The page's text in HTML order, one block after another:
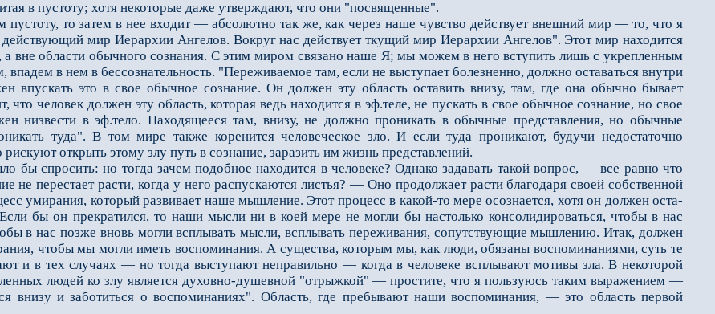
в пустоту; хотя некоторые даже утверждают, что они "посвященные".
то затем в нее входит — абсолютно так же, как через наше чувство действует внешний мир — то, что я
мир Иерархии Ангелов. Вокруг нас действует ткущий мир Иерархии Ангелов". Этот мир находится
а вне об­ласти обычного сознания. С этим миром связано наше Я; мы можем в него вступить лишь с укрепленным
впадем в нем в бессознательность. "Переживаемое там, если не высту­пает болезненно, должно оставаться внутри
впускать это в свое обычное сознание. Он должен эту область оставить внизу, там, где она обычно бывает
что человек должен эту область, которая ведь находится в эф.теле, не пускать в свое обычное со­знание, но свое
низвести в эф.тело. Находящееся там, внизу, не должно про­никать в обычные представления, но обычные
туда". В том мире также ко­ренится человеческое зло. И если туда проникают, будучи недостаточно
открыть этому злу путь в сознание, заразить им жизнь представлений.
спросить: но тогда зачем подобное находится в человеке? Однако зада­вать такой вопрос, — все равно что
не перестает расти, когда у него распу­скаются листья? — Оно продолжает расти благодаря своей собственной
уми­рания, который развивает наше мышление. Этот процесс в какой-то мере осознается, хотя он должен оста­
Если бы он прекратился, то наши мысли ни в коей мере не могли бы настолько консо­лидироваться, чтобы в нас
в нас позже вновь могли всплывать мысли, всплы­вать переживания, сопутствующие мышлению. Итак, должен
чтобы мы могли иметь воспоминания. А существа, которым мы, как люди, обязаны воспоминаниями, суть те
и в тех случаях — но тогда выступают неправильно — когда в человеке всплывают мотивы зла. В некоторой
людей ко злу является духовно-душевной "отрыжкой" — простите, что я пользуюсь таким выражением —
внизу и заботиться о вос­поминаниях". Область, где пребывают наши воспоминания, — это область первой